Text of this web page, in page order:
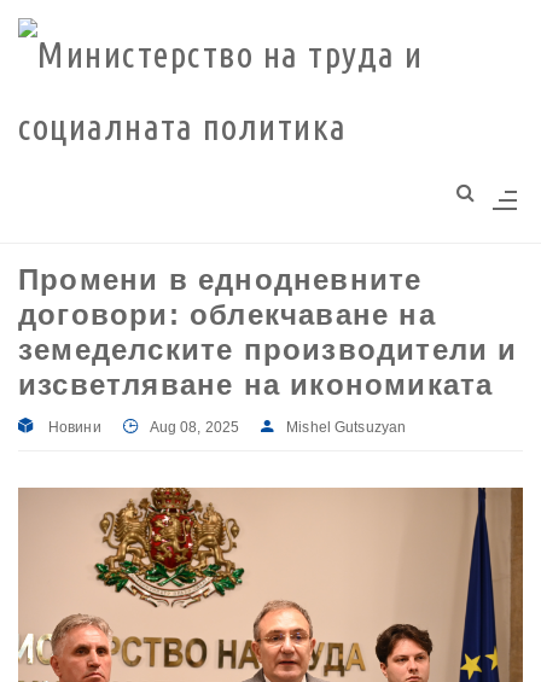
внимание:
достъпност.
Промени в еднодневните
договори: облекчаване на
земеделските производители и
изсветляване на икономиката
Новини Aug 08, 2025 Mishel Gutsuzyan